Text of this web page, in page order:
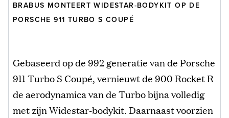
BRABUS MONTEERT WIDESTAR-BODYKIT OP DE
PORSCHE 911 TURBO S COUPÉ
Gebaseerd op de 992 generatie van de Porsche
911 Turbo S Coupé, vernieuwt de 900 Rocket R
de aerodynamica van de Turbo bijna volledig
met zijn Widestar-bodykit. Daarnaast voorzien